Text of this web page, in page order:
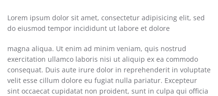
Lorem ipsum dolor sit amet, consectetur adipisicing elit, sed
do eiusmod tempor incididunt ut labore et dolore
magna aliqua. Ut enim ad minim veniam, quis nostrud
exercitation ullamco laboris nisi ut aliquip ex ea commodo
consequat. Duis aute irure dolor in reprehenderit in voluptate
velit esse cillum dolore eu fugiat nulla pariatur. Excepteur
sint occaecat cupidatat non proident, sunt in culpa qui officia